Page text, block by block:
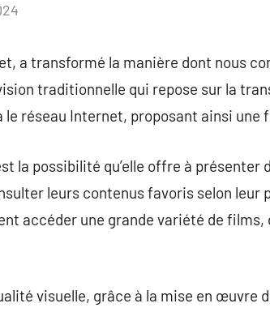
a transformé la manière dont nous
traditionnelle qui repose sur la
le réseau Internet, proposant ainsi
la possibilité qu’elle offre à présenter
leurs contenus favoris selon leur
accéder une grande variété de
visuelle, grâce à la mise en œuvre